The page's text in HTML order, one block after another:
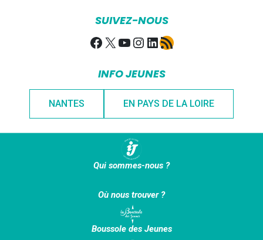
SUIVEZ-NOUS
Facebook
X YouTube
Instagram
LinkedIn
Flux RSS
INFO JEUNES
NANTES EN PAYS DE LA LOIRE
Qui sommes-nous ?
Où nous trouver ?
Boussole des Jeunes